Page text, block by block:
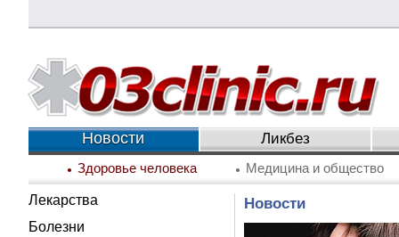
Новости Ликбез
Здоровье человека Медицина и общество
Лекарства
Болезни
Новости